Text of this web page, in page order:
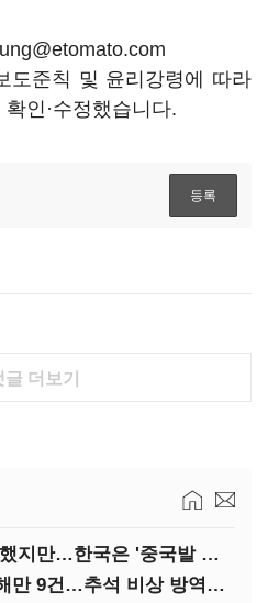
도준칙 및 윤리강령에 따라
인·수정했습니다.
글 더보기
세계성장률 상향 조정했지만…한국은 '중국발 살얼음판'
아프리카돼지열병 올해만 9건…추석 비상 방역에 '총력'